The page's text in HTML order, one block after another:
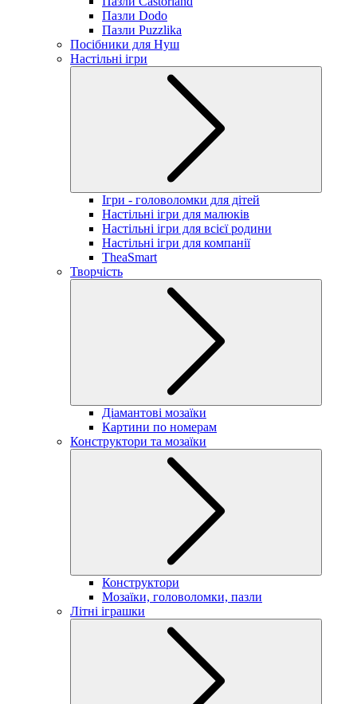
Пазли Dodo
Пазли Puzzlika
Посібники для Нуш
Настільні ігри
Ігри - головоломки для дітей
Настільні ігри для малюків
Настільні ігри для всієї родини
Настільні ігри для компанії
TheaSmart
Творчість
Діамантові мозаїки
Картини по номерам
Конструктори та мозаїки
Конструктори
Мозаїки, головоломки, пазли
Літні іграшки